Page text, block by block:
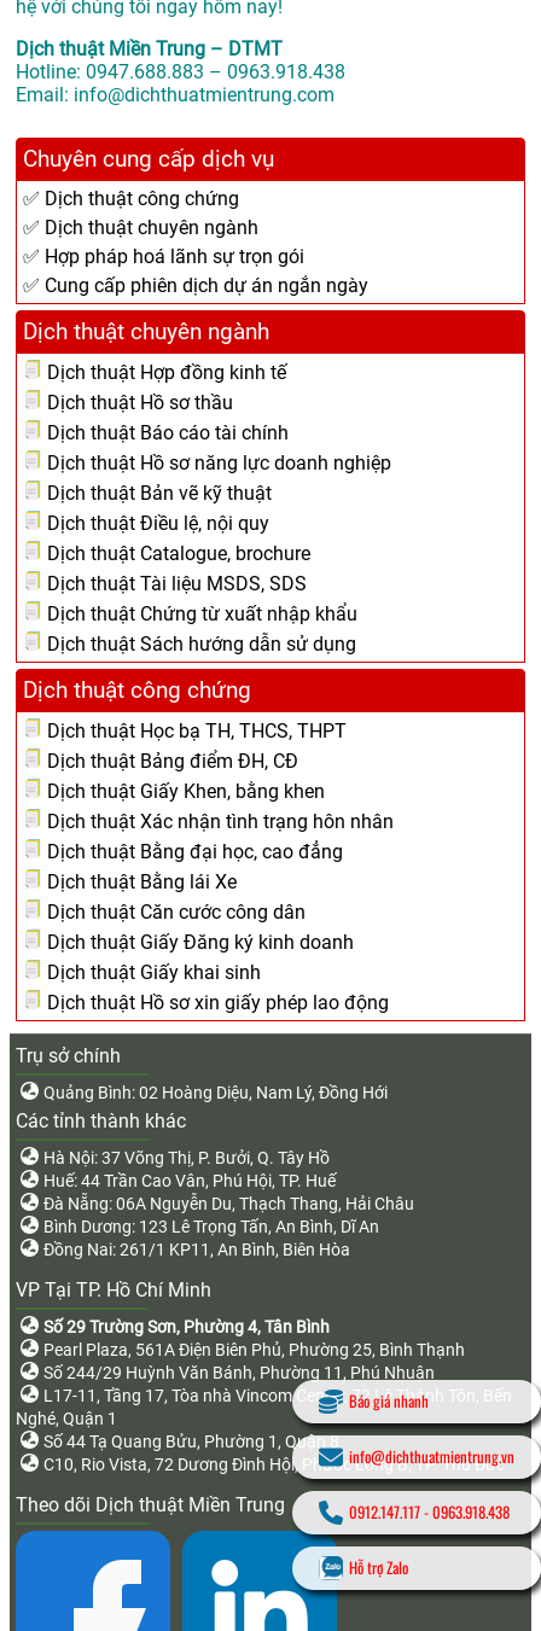
hệ với chúng tôi ngay hôm nay!
Dịch thuật Miền Trung – DTMT
Hotline: 0947.688.883 – 0963.918.438
Email: info@dichthuatmientrung.com
Chuyên cung cấp dịch vụ
✅ Dịch thuật công chứng
✅ Dịch thuật chuyên ngành
✅ Hợp pháp hoá lãnh sự trọn gói
✅ Cung cấp phiên dịch dự án ngắn ngày
Dịch thuật chuyên ngành
Dịch thuật Hợp đồng kinh tế
Dịch thuật Hồ sơ thầu
Dịch thuật Báo cáo tài chính
Dịch thuật Hồ sơ năng lực doanh nghiệp
Dịch thuật Bản vẽ kỹ thuật
Dịch thuật Điều lệ, nội quy
Dịch thuật Catalogue, brochure
Dịch thuật Tài liệu MSDS, SDS
Dịch thuật Chứng từ xuất nhập khẩu
Dịch thuật Sách hướng dẫn sử dụng
Dịch thuật công chứng
Dịch thuật Học bạ TH, THCS, THPT
Dịch thuật Bảng điểm ĐH, CĐ
Dịch thuật Giấy Khen, bằng khen
Dịch thuật Xác nhận tình trạng hôn nhân
Dịch thuật Bằng đại học, cao đẳng
Dịch thuật Bằng lái Xe
Dịch thuật Căn cước công dân
Dịch thuật Giấy Đăng ký kinh doanh
Dịch thuật Giấy khai sinh
Dịch thuật Hồ sơ xin giấy phép lao động
Trụ sở chính
Quảng Bình: 02 Hoàng Diệu, Nam Lý, Đồng Hới
Các tỉnh thành khác
Hà Nội: 37 Võng Thị, P. Bưởi, Q. Tây Hồ
Huế: 44 Trần Cao Vân, Phú Hội, TP. Huế
Đà Nẵng: 06A Nguyễn Du, Thạch Thang, Hải Châu
Bình Dương: 123 Lê Trọng Tấn, An Bình, Dĩ An
Đồng Nai: 261/1 KP11, An Bình, Biên Hòa
VP Tại TP. Hồ Chí Minh
Số 29 Trường Sơn, Phường 4, Tân Bình
Pearl Plaza, 561A Điện Biên Phủ, Phường 25, Bình Thạnh
Số 244/29 Huỳnh Văn Bánh, Phường 11, Phú Nhuận
L17-11, Tầng 17, Tòa nhà Vincom Center, 72 Lê Thánh Tôn, Bến
Nghé, Quận 1
Số 44 Tạ Quang Bửu, Phường 1, Quận 8
C10, Rio Vista, 72 Dương Đình Hội, Phước Long B, TP. Thủ Đức
Theo dõi Dịch thuật Miền Trung
Báo giá nhanh
info@dichthuatmientrung.vn
0912.147.117-0963.918.438
Hỗ trợ Zalo